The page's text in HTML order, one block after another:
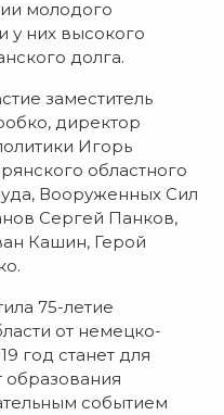
молодого
у них высокого
долга.
заместитель
директор
Игорь
областного
Вооруженных Сил
Сергей Панков,
Кашин, Герой
75-летие
от немецко-
год станет для
событием